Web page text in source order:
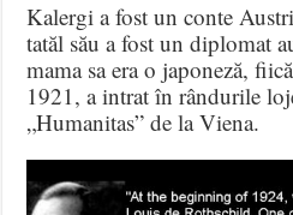
Kalergi a fost un conte
tatăl său a fost un diplomat
mama sa era o japoneză,
1921, a intrat în rândurile
„Humanitas” de la Viena.